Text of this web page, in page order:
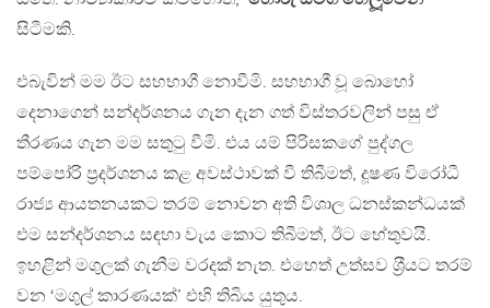
සිටීමකි.
එබැවින් මම ඊට සහභාගී නොවීමි. සහභාගී වූ බොහෝ
දෙනාගෙන් සන්දර්ශනය ගැන දැන ගත් විස්තරවලින් පසු ඒ
තීරණය ගැන මම සතුටු වීමි. එය යම් පිරිසකගේ පුද්ගල
පම්පෝරි ප‍්‍රදර්ශනය කළ අවස්ථාවක් වී තිබීමත්, දූෂණ විරෝධී
රාජ්‍ය ආයතනයකට තරම් නොවන අති විශාල ධනස්කන්ධයක්
එම සන්දර්ශනය සඳහා වැය කොට තිබීමත්, ඊට හේතුවයි.
ඉහළින් මගුලක් ගැනීම වරදක් නැත. එහෙත් උත්සව ශ‍්‍රීයට තරම්
වන ‘මගුල් කාරණයක්’ එහි තිබිය යුතුය.